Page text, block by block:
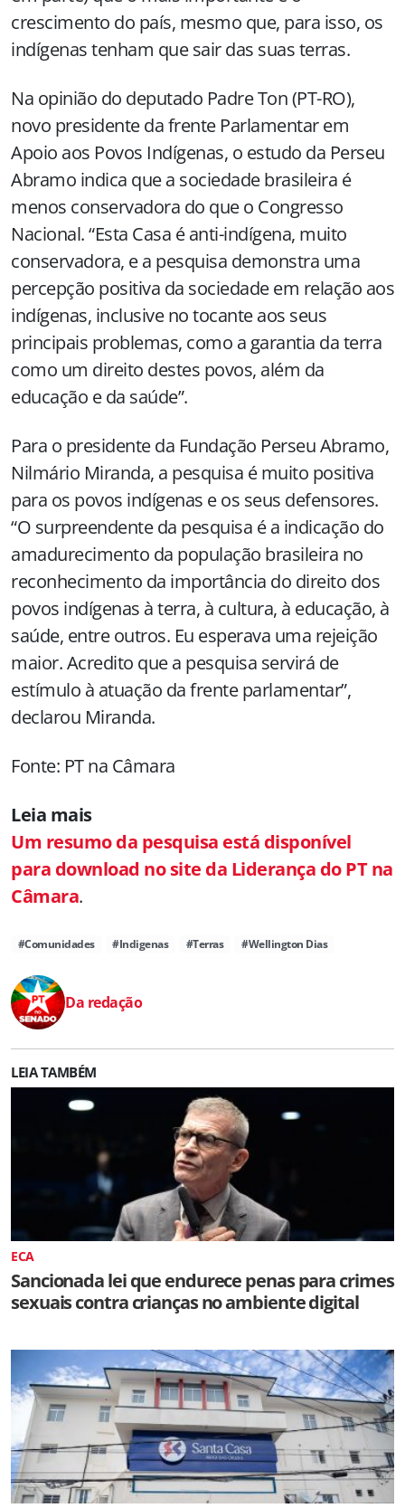
crescimento do país, mesmo que, para isso, os
indígenas tenham que sair das suas terras.
Na opinião do deputado Padre Ton (PT-RO),
novo presidente da frente Parlamentar em
Apoio aos Povos Indígenas, o estudo da Perseu
Abramo indica que a sociedade brasileira é
menos conservadora do que o Congresso
Nacional. “Esta Casa é anti-indígena, muito
conservadora, e a pesquisa demonstra uma
percepção positiva da sociedade em relação aos
indígenas, inclusive no tocante aos seus
principais problemas, como a garantia da terra
como um direito destes povos, além da
educação e da saúde”.
Para o presidente da Fundação Perseu Abramo,
Nilmário Miranda, a pesquisa é muito positiva
para os povos indígenas e os seus defensores.
“O surpreendente da pesquisa é a indicação do
amadurecimento da população brasileira no
reconhecimento da importância do direito dos
povos indígenas à terra, à cultura, à educação, à
saúde, entre outros. Eu esperava uma rejeição
maior. Acredito que a pesquisa servirá de
estímulo à atuação da frente parlamentar”,
declarou Miranda.
Fonte: PT na Câmara
Leia mais
Um resumo da pesquisa está disponível
para download no site da Liderança do PT na
Câmara.
#Comunidades #Indigenas #Terras #Wellington Dias
Da redação
LEIA TAMBÉM
ECA
Sancionada lei que endurece penas para crimes
sexuais contra crianças no ambiente digital